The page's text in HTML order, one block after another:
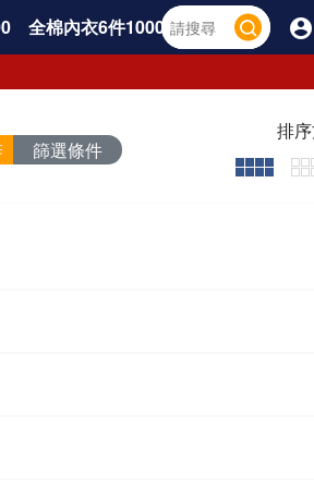
全棉內衣6件1000
篩選條件
排序